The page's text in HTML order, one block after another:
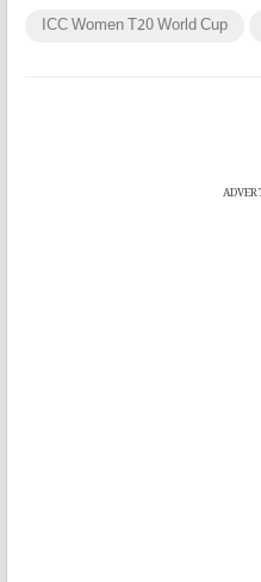
ICC Women T20 World Cup